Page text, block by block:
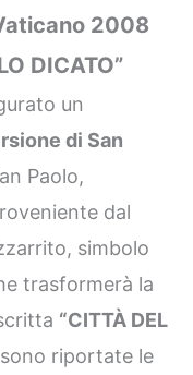
2008
DICATO”
un
di San
Paolo,
dal
simbolo
trasformerà la
“CITTÀ DEL
riportate le